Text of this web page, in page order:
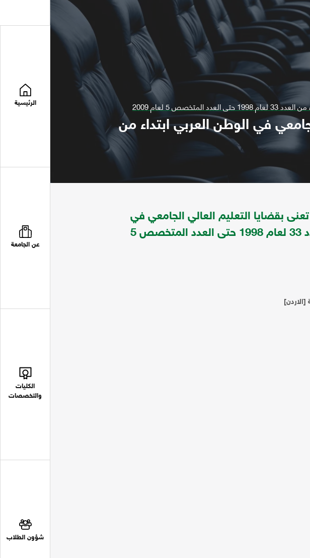
الرئيسية
عن الجامعة
الكليات
والتخصصات
شؤون الطلاب
5 لعام 2009
في الوطن العربي ابتداء من
تعنى بقضايا التعليم العالي الجامعي في
الوطن العربي ابتداء من العدد 33 لعام 1998 حتى العدد المتخصص 5
[الاردن]